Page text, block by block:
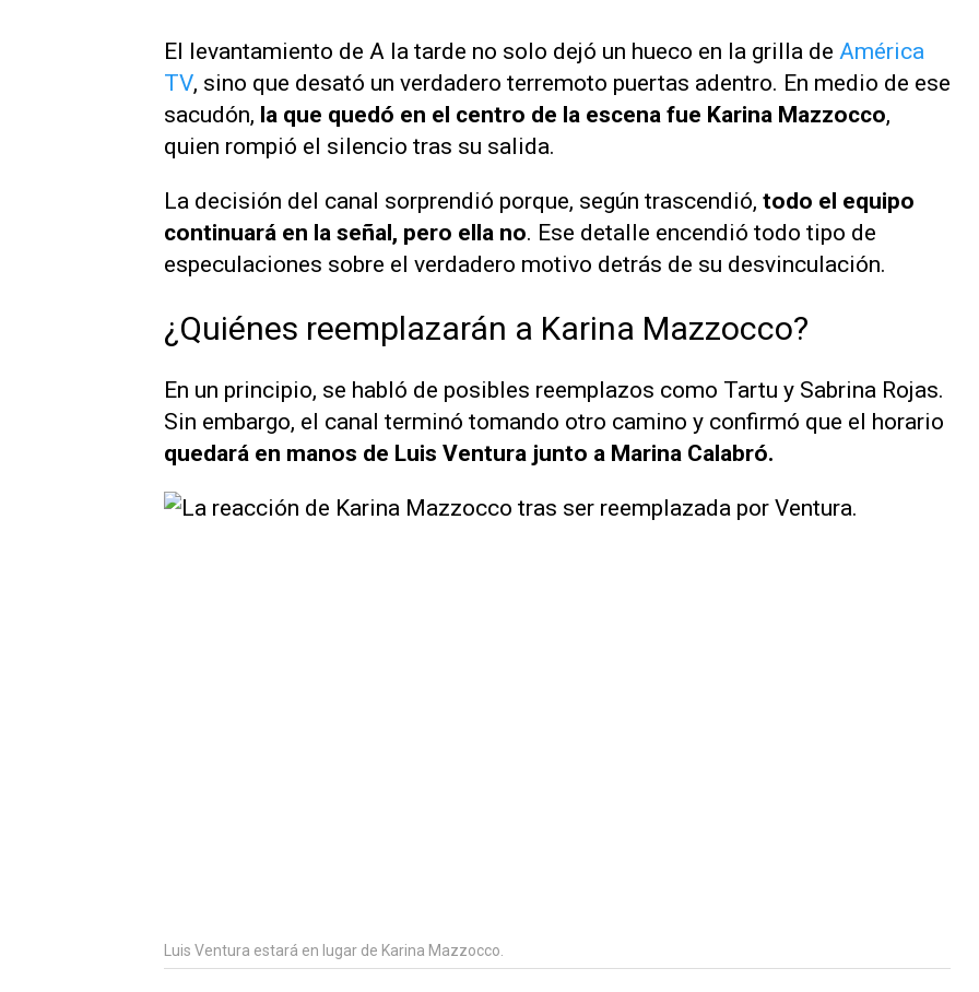
El levantamiento de A la tarde no solo dejó un hueco en la grilla de América
TV, sino que desató un verdadero terremoto puertas adentro. En medio de ese
sacudón, la que quedó en el centro de la escena fue Karina Mazzocco,
quien rompió el silencio tras su salida.
La decisión del canal sorprendió porque, según trascendió, todo el equipo
continuará en la señal, pero ella no. Ese detalle encendió todo tipo de
especulaciones sobre el verdadero motivo detrás de su desvinculación.
¿Quiénes reemplazarán a Karina Mazzocco?
En un principio, se habló de posibles reemplazos como Tartu y Sabrina Rojas.
Sin embargo, el canal terminó tomando otro camino y confirmó que el horario
quedará en manos de Luis Ventura junto a Marina Calabró.
Luis Ventura estará en lugar de Karina Mazzocco.